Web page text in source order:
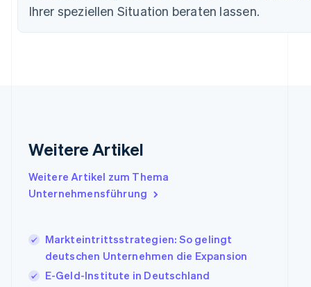
Ihrer speziellen Situation beraten lassen.
Weitere Artikel
Weitere Artikel zum Thema
Unternehmensführung
Markteintrittsstrategien: So gelingt
deutschen Unternehmen die Expansion
E-Geld-Institute in Deutschland
EnglishSvenska
Frankreich
Irland
Italien
Italiano
EnglishFrançais
Kroatien
EnglishItaliano